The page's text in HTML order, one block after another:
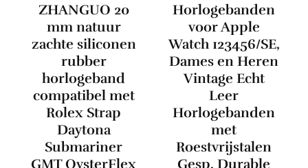
ZHANGUO 20
mm natuur
zachte siliconen
rubber
horlogeband
compatibel met
Rolex Strap
Daytona
Submariner
GMT OysterFlex
Horlogebanden
voor Apple
Watch 123456/SE,
Dames en Heren
Vintage Echt
Leer
Horlogebanden
met
Roestvrijstalen
Gesp, Durable